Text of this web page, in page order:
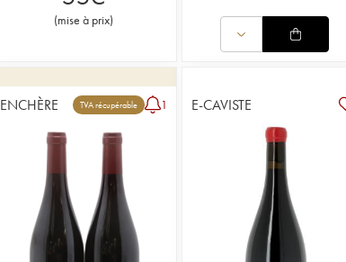
(mise à prix)
ENCHÈRE TVA récupérable 1 E-CAVISTE